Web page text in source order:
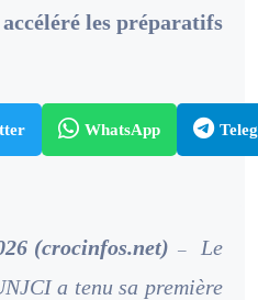
les préparatifs
WhatsApp
(crocinfos.net) –
Le
a tenu sa première